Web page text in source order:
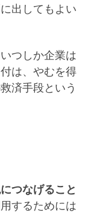
出してもよい
つしか企業は
は、やむを得
済手段という
つなげること
するためには